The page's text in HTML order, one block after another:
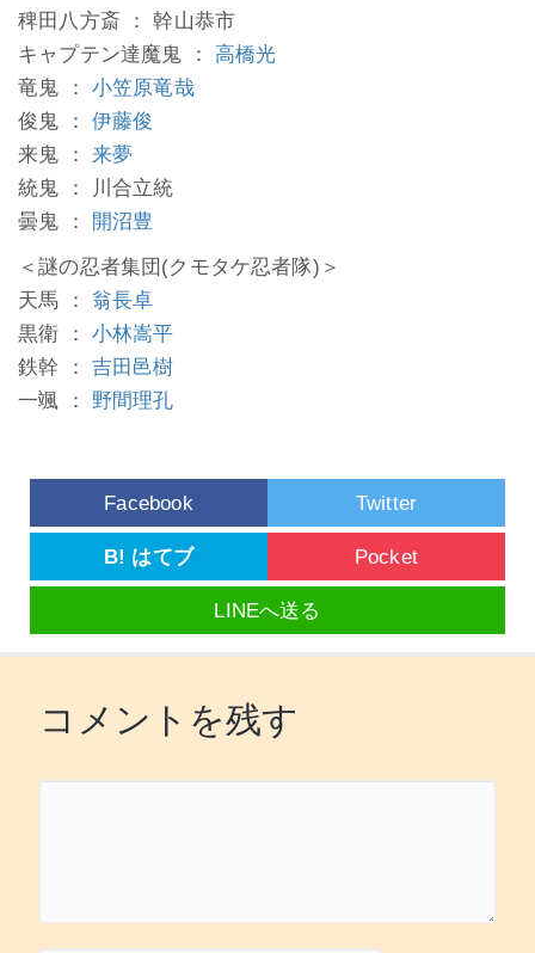
稗田八方斎 ： 幹山恭市
キャプテン達魔鬼 ： 高橋光
竜鬼 ： 小笠原竜哉
俊鬼 ： 伊藤俊
来鬼 ： 来夢
統鬼 ： 川合立統
曇鬼 ：
開沼豊
＜謎の忍者集団(クモタケ忍者隊)＞
天馬 ： 翁長卓
黒衛 ： 小林嵩平
鉄幹 ： 吉田邑樹
一颯 ： 野間理孔
Facebook Twitter
B! はてブ Pocket
LINEへ送る
コメントを残す